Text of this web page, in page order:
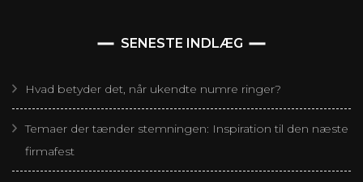
SENESTE INDLÆG
Hvad betyder det, når ukendte numre ringer?
Temaer der tænder stemningen: Inspiration til den næste
firmafest